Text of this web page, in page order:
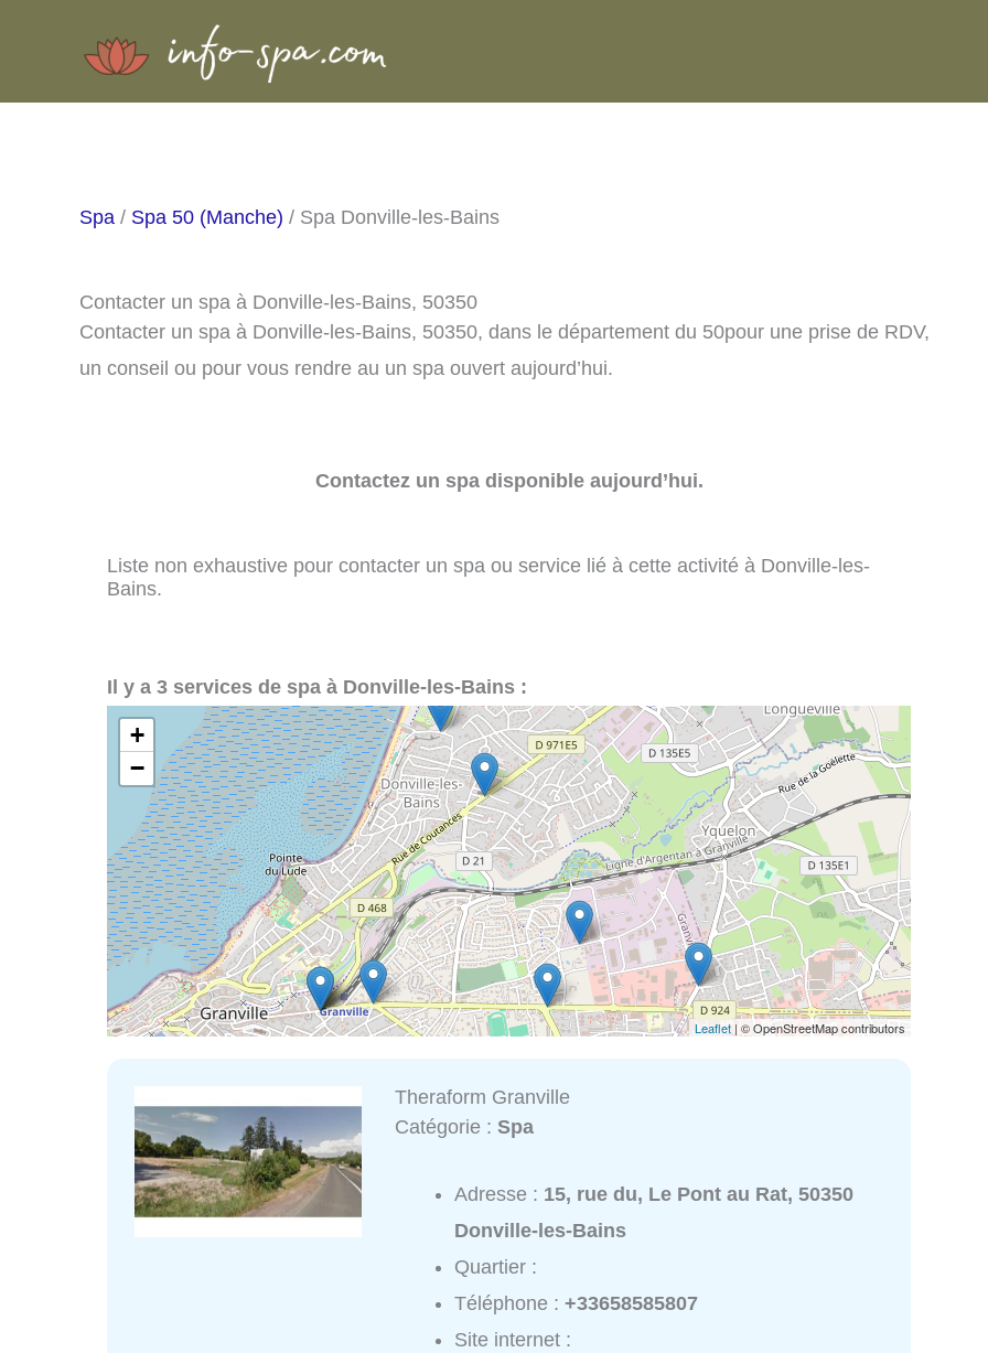
Spa / Spa 50 (Manche) / Spa Donville-les-Bains
Contacter un spa à Donville-les-Bains, 50350
Contacter un spa à Donville-les-Bains, 50350, dans le département du 50pour une prise de RDV,
un conseil ou pour vous rendre au un spa ouvert aujourd’hui.
Contactez un spa disponible aujourd’hui.
Liste non exhaustive pour contacter un spa ou service lié à cette activité à Donville-les-
Bains.
Il y a 3 services de spa à Donville-les-Bains :
+
−
Leaflet | © OpenStreetMap contributors
Theraform Granville
Catégorie :Spa
Adresse : 15, rue du, Le Pont au Rat, 50350
Donville-les-Bains
Quartier :
Téléphone :+33658585807
Site internet :